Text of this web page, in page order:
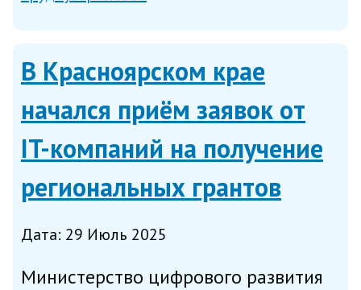
сообщает министерство цифрового
четверг. Мастер по обслуж...
В Красноярском крае
начался приём заявок от
IT-компаний на получение
региональных грантов
Дата: 29 Июль 2025
Министерство цифрового развития